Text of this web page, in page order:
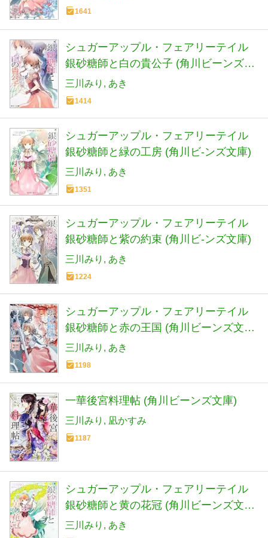
1641
シュガーアップル・フェアリーテイル
銀砂糖師と白の貴公子 (角川ビーンズ文
庫 73-3)
三川みり あき
1414
シュガーアップル・フェアリーテイル
銀砂糖師と緑の工房 (角川ビ-ンズ文庫)
三川みり あき
1351
シュガーアップル・フェアリーテイル
銀砂糖師と紫の約束 (角川ビ-ンズ文庫)
三川みり あき
1224
シュガーアップル・フェアリーテイル
銀砂糖師と赤の王国 (角川ビーンズ文庫
73-6)
三川みり あき
1198
一華後宮料理帖 (角川ビーンズ文庫)
三川みり 凪かすみ
1187
シュガーアップル・フェアリーテイル
銀砂糖師と黄の花冠 (角川ビーンズ文庫
73-7)
三川みり あき